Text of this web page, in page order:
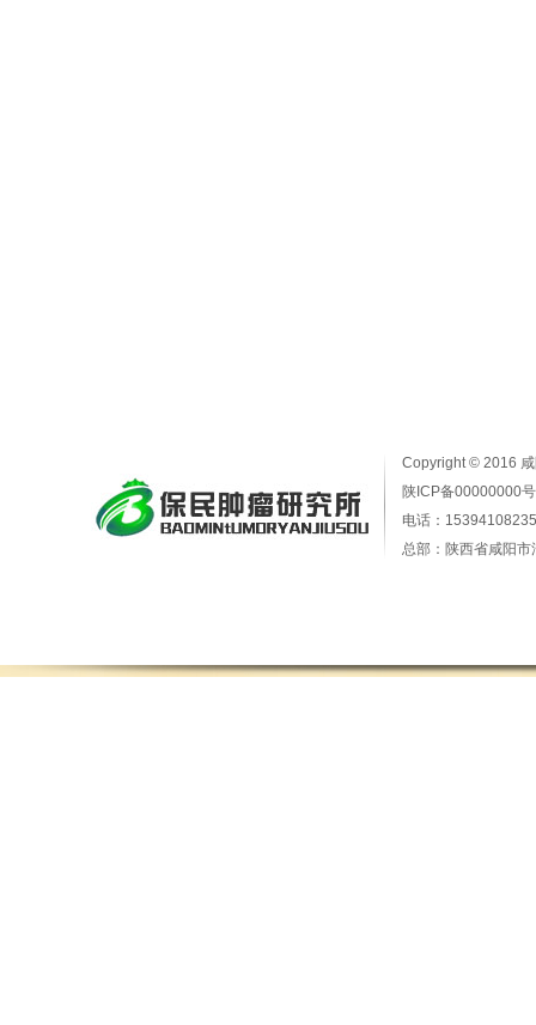
Copyright © 2016
陕ICP备00000000号
电话：
总部：陕西省咸阳